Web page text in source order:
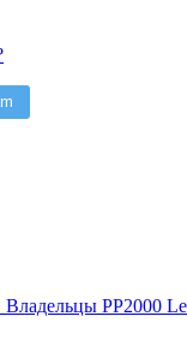
PP2000